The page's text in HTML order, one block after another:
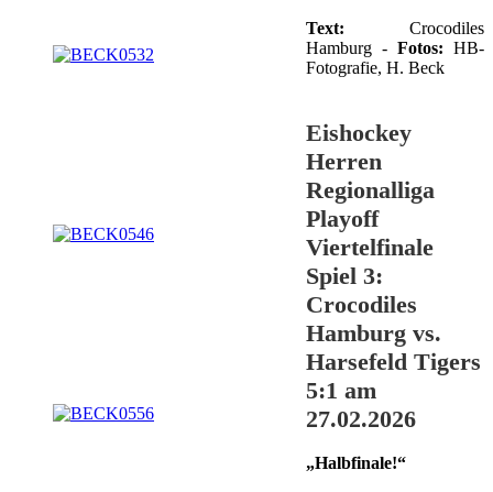
Text: Crocodiles
Hamburg - Fotos: HB-
Fotografie, H. Beck
Eishockey
Herren
Regionalliga
Playoff
Viertelfinale
Spiel 3:
Crocodiles
Hamburg vs.
Harsefeld Tigers
5:1 am
27.02.2026
„Halbfinale!“